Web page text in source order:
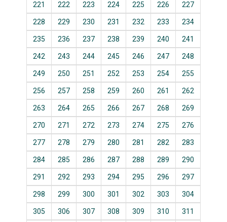
221 222 223 224 225 226 227
228 229 230 231 232 233 234
235 236 237 238 239 240 241
242 243 244 245 246 247 248
249 250 251 252 253 254 255
256 257 258 259 260 261 262
263 264 265 266 267 268 269
270 271 272 273 274 275 276
277 278 279 280 281 282 283
284 285 286 287 288 289 290
291 292 293 294 295 296 297
298 299 300 301 302 303 304
305 306 307 308 309 310 311